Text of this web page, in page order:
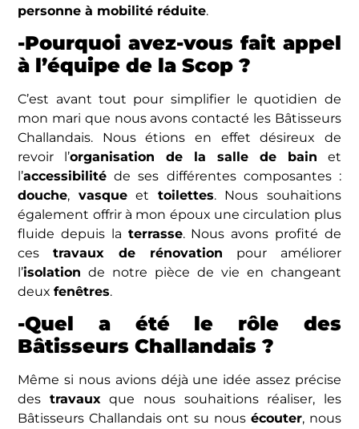
personne à mobilité réduite.
-Pourquoi avez-vous fait appel
à l’équipe de la Scop ?
C’est avant tout pour simplifier le quotidien de
mon mari que nous avons contacté les Bâtisseurs
Challandais. Nous étions en effet désireux de
revoir l’organisation de la salle de bain et
l’accessibilité de ses différentes composantes :
douche, vasqueet toilettes. Nous souhaitions
également offrir à mon époux une circulation plus
fluide depuis la terrasse. Nous avons profité de
cestravaux de rénovation pour améliorer
l’isolation de notre pièce de vie en changeant
deuxfenêtres.
-Quel a été le rôle des
Bâtisseurs Challandais ?
Même si nous avions déjà une idée assez précise
des travauxque nous souhaitions réaliser, les
Bâtisseurs Challandais ont su nous écouter, nous